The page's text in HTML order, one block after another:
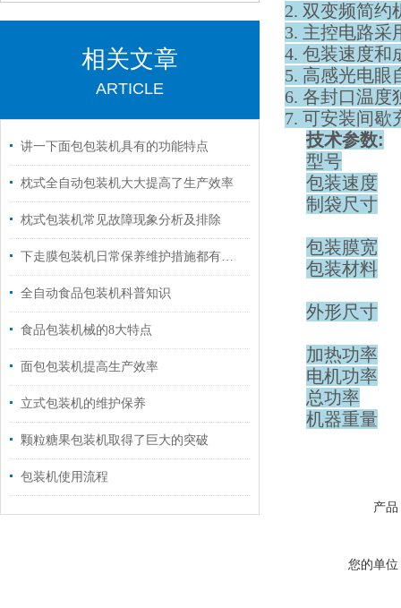
相关文章
ARTICLE
讲一下面包包装机具有的功能特点
枕式全自动包装机大大提高了生产效率
枕式包装机常见故障现象分析及排除
下走膜包装机日常保养维护措施都有什么？
全自动食品包装机科普知识
食品包装机械的8大特点
面包包装机提高生产效率
立式包装机的维护保养
颗粒糖果包装机取得了巨大的突破
包装机使用流程
2. 双变频简约
3. 主控电路采
4. 包装速度和
5. 高感光电眼
6. 各封口温度
7. 可安装间歇
技术参数:
型号
包装速度
制袋尺寸
包装膜宽
包装材料
外形尺寸
加热功率
电机功率
总功率
机器重量
产品
您的单位